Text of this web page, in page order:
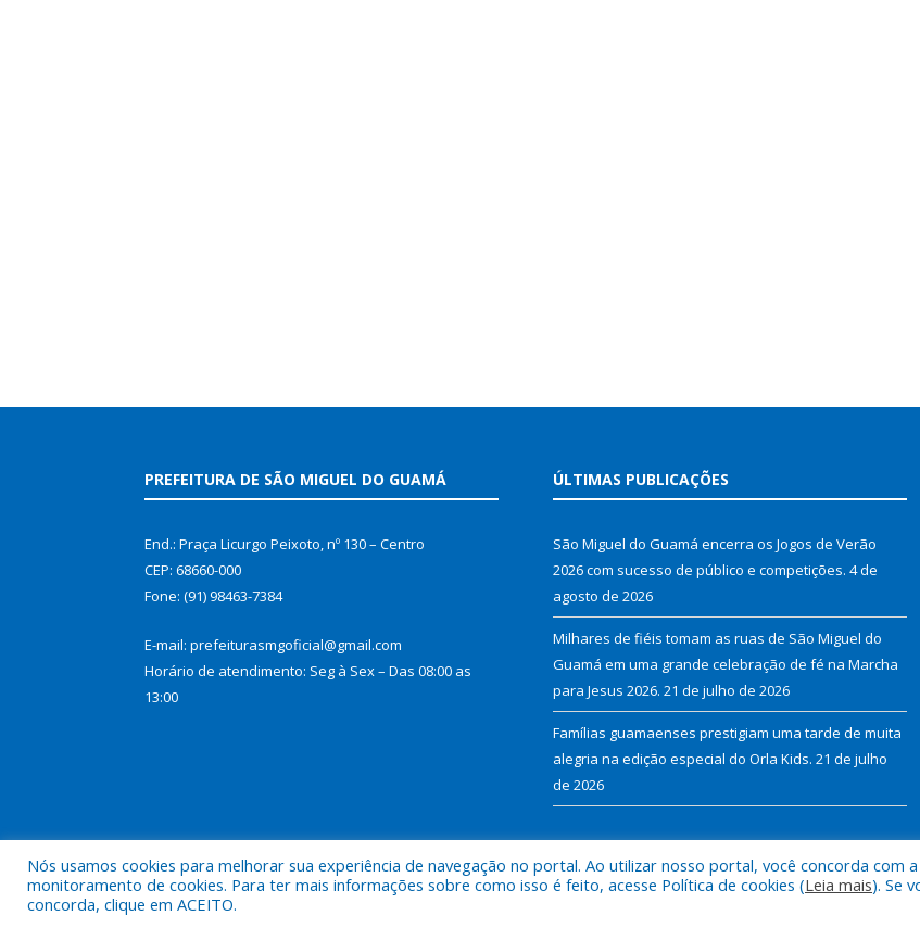
PREFEITURA DE SÃO MIGUEL DO GUAMÁ
End.: Praça Licurgo Peixoto, nº 130 – Centro
CEP: 68660-000
Fone: (91) 98463-7384
E-mail: prefeiturasmgoficial@gmail.com
Horário de atendimento: Seg à Sex – Das 08:00 as
13:00
ÚLTIMAS PUBLICAÇÕES
São Miguel do Guamá encerra os Jogos de Verão
2026 com sucesso de público e competições. 4 de
agosto de 2026
Milhares de fiéis tomam as ruas de São Miguel do
Guamá em uma grande celebração de fé na Marcha
para Jesus 2026. 21 de julho de 2026
Famílias guamaenses prestigiam uma tarde de muita
alegria na edição especial do Orla Kids. 21 de julho
de 2026
Nós usamos cookies para melhorar sua experiência de navegação no portal. Ao utilizar nosso portal, você concorda com
monitoramento de cookies. Para ter mais informações sobre como isso é feito, acesse Política de cookies (Leia mais). Se
concorda, clique em ACEITO.